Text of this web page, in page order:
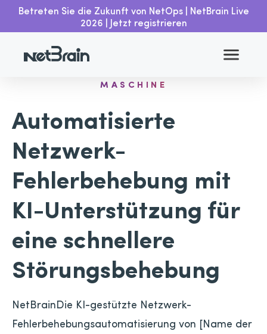
Betreten Sie die Zukunft von NetOps | NetBrain Live
2026 | Jetzt registrieren
MASCHINE
Automatisierte
Netzwerk-
Fehlerbehebung mit
KI-Unterstützung für
eine schnellere
Störungsbehebung
NetBrainDie KI-gestützte Netzwerk-
Fehlerbehebungsautomatisierung von [Name der